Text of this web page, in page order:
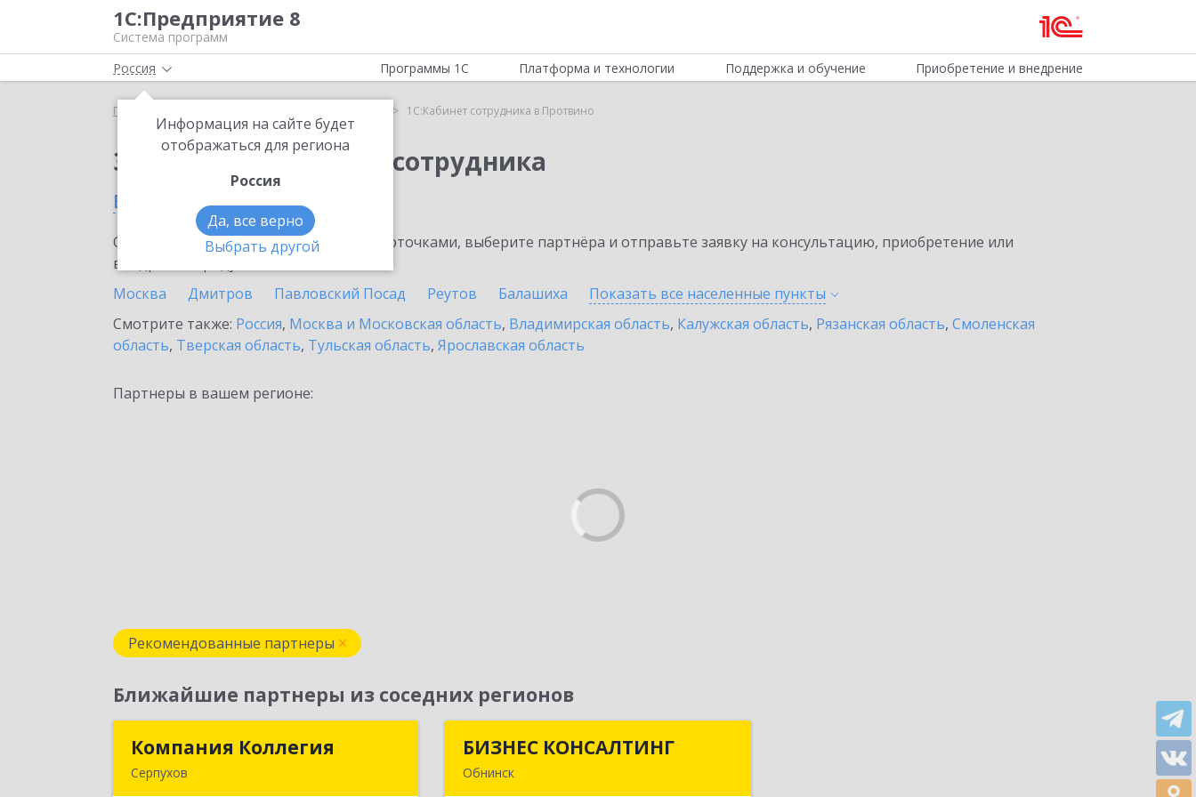
1С:Предприятие 8
Система программ
Россия
Информация на сайте будет
отображаться для региона
Россия
Да, все верно
Выбрать другой
Программы 1С Платформа и технологии Поддержка и обучение Приобретение и внедрение
Главная 1С:Кабинет сотрудника в Протвино
Заказать 1С:Кабинет сотрудника
в Протвино
Ознакомьтесь с информационными карточками, выберите партнёра и отправьте заявку на консультацию, приобретение или
внедрение продукта.
Москва
Дмитров Павловский Посад Реутов Балашиха Показать все населенные пункты
Смотрите также: Россия, Москва и Московская область, Владимирская область, Калужская область, Рязанская область, Смоленская
область, Тверская область, Тульская область, Ярославская область
Партнеры в вашем регионе:
Рекомендованные партнеры
Ближайшие партнеры из соседних регионов
Компания Коллегия
Серпухов
Компания Коллегия БИЗНЕС КОНСАЛТИНГ
Обнинск
БИЗНЕС КОНСАЛТИНГ